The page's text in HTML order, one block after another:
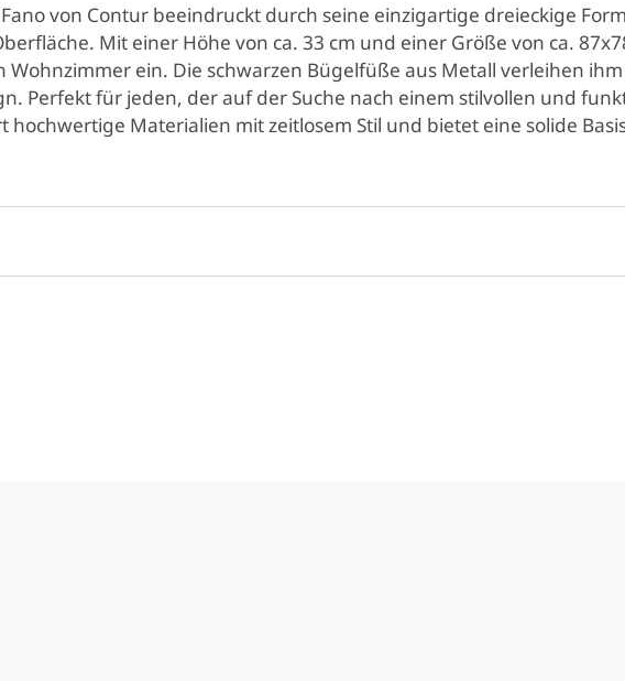
von Contur beeindruckt durch seine einzigartige dreieckige
Mit einer Höhe von ca. 33 cm und einer Größe von ca.
Wohnzimmer ein. Die schwarzen Bügelfüße aus Metall verleihen
Perfekt für jeden, der auf der Suche nach einem stilvollen und
hochwertige Materialien mit zeitlosem Stil und bietet eine solide